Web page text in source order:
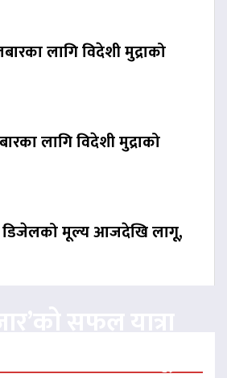
लागि विदेशी मुद्राको
लागि विदेशी मुद्राको
डिजेलको मूल्य आजदेखि लागू,
५१औँ दिन पूरा